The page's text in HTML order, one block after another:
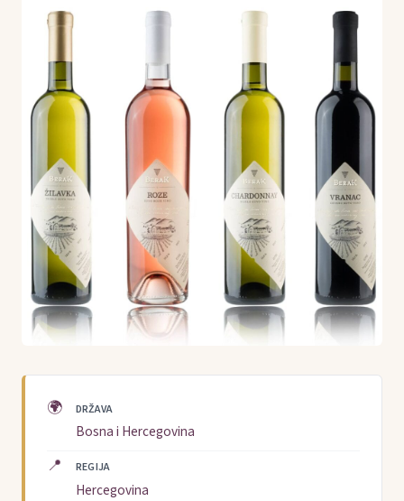
🌍 DRŽAVA
Bosna i Hercegovina
📍 REGIJA
Hercegovina